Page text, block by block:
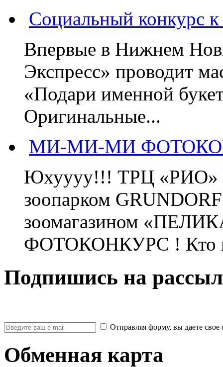
Социальный конкурс
Впервые в Нижнем
Экспресс» проводит
«Подари именной
Оригинальные...
МИ-МИ-МИ
Юхуууу!!! ТРЦ «РИО»
зоопарком
зоомагазином
ФОТОКОНКУРС ! Кто
Подпишись на
Отправляя форму, вы даете
Обменная карта